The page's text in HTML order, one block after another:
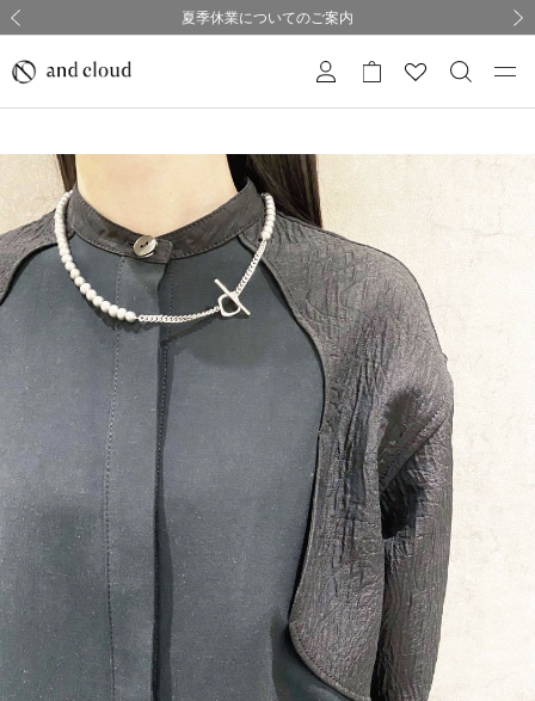
採用のご案内
熊本県熊本地方を震源とする地震の影響について
夏季休業についてのご案内
購入証明書ペーパーレス化のお知らせ
採用のご案内
熊本県熊本地方を震源とする地震の影響について